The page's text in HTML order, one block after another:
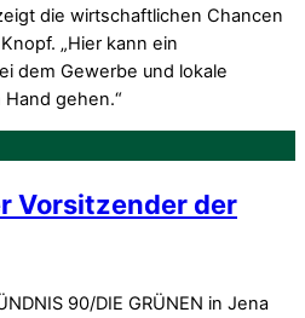
die wirtschaftlichen Chancen
„Hier kann ein
dem Gewerbe und lokale
gehen.“
Vorsitzender der
90/DIE GRÜNEN in Jena